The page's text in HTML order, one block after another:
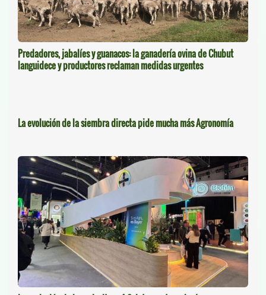
Predadores, jabalíes y guanacos: la ganadería ovina de Chubut
languidece y productores reclaman medidas urgentes
La evolución de la siembra directa pide mucha más Agronomía